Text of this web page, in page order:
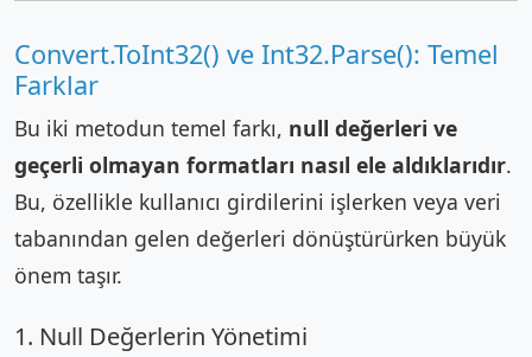
Convert.ToInt32() ve Int32.Parse(): Temel
Farklar
Bu iki metodun temel farkı, null değerleri ve
geçerli olmayan formatları nasıl ele aldıklarıdır.
Bu, özellikle kullanıcı girdilerini işlerken veya veri
tabanından gelen değerleri dönüştürürken büyük
önem taşır.
1. Null Değerlerin Yönetimi